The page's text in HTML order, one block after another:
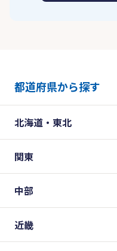
都道府県から探す
北海道・東北
関東
中部
近畿